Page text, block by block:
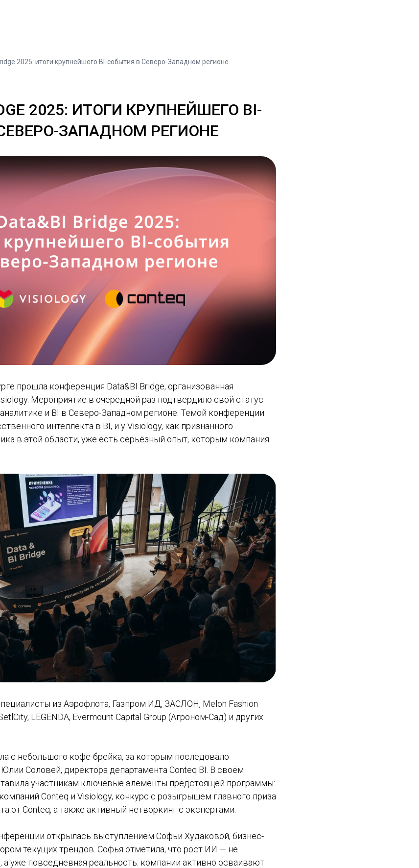
2025: итоги крупнейшего BI-события в Северо-Западном регионе
2025: ИТОГИ КРУПНЕЙШЕГО BI-
ЗАПАДНОМ РЕГИОНЕ
прошла конференция Data&BI Bridge, организованная
Мероприятие в очередной раз подтвердило свой статус
и BI в Северо-Западном регионе. Темой конференции
интеллекта в BI, и у Visiology, как признанного
в этой области, уже есть серьёзный опыт, которым компания
из Аэрофлота, Газпром ИД, ЗАСЛОН, Melon Fashion
LEGENDA, Evermount Capital Group (Агроном-Сад) и других
с небольшого кофе-брейка, за которым последовало
Соловей, директора департамента Conteq BI. В своём
участникам ключевые элементы предстоящей программы:
Conteq и Visiology, конкурс с розыгрышем главного приза
от Conteq, а также активный нетворкинг с экспертами.
открылась выступлением Софьи Худаковой, бизнес-
текущих трендов. Софья отметила, что рост ИИ — не
а уже повседневная реальность: компании активно осваивают